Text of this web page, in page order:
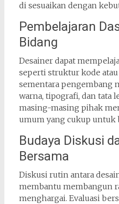
di sesuaikan dengan
Pembelajaran
Bidang
Desainer dapat
seperti struktur kode atau
sementara pengembang
warna, tipografi, dan tata
masing-masing pihak
umum yang cukup untuk
Budaya Diskusi
Bersama
Diskusi rutin antara
membantu membangun
menghargai. Evaluasi